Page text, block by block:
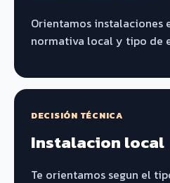
Orientamos instalaciones
normativa local y tipo de
DECISIÓN TÉCNICA
Instalacion local
Te orientamos segun el